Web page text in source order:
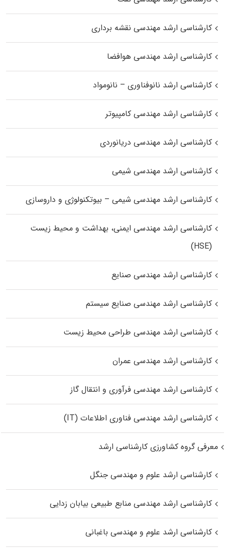
کارشناسی ارشد مهندسی نقشه برداری
کارشناسی ارشد مهندسی هوافضا
کارشناسی ارشد نانوفناوری – نانومواد
کارشناسی ارشد مهندسی کامپیوتر
کارشناسی ارشد مهندسی دریانوردی
کارشناسی ارشد مهندسی شیمی
کارشناسی ارشد مهندسی شیمی – بیوتکنولوژی و داروسازی
کارشناسی ارشد مهندسی ایمنی، بهداشت و محیط زیست
(HSE)
کارشناسی ارشد مهندسی صنایع
کارشناسی ارشد مهندسی صنایع سیستم
کارشناسی ارشد مهندسی طراحی محیط زیست
کارشناسی ارشد مهندسی عمران
کارشناسی ارشد مهندسی فرآوری و انتقال گاز
کارشناسی ارشد مهندسی فناوری اطلاعات (IT)
معرفی گروه کشاورزی کارشناسی ارشد
کارشناسی ارشد علوم و مهندسی جنگل
کارشناسی ارشد مهندسی منابع طبیعی بیابان زدایی
کارشناسی ارشد علوم و مهندسی باغبانی